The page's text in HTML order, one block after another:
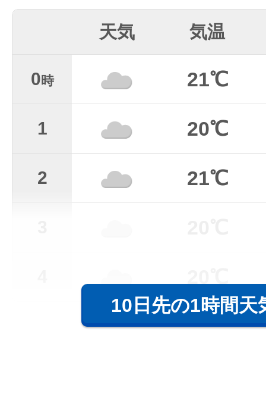
天気 気温
0時 21℃
1 20℃
2 21℃
10日先の1時間天